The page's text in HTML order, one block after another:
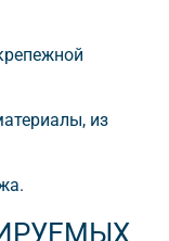
из